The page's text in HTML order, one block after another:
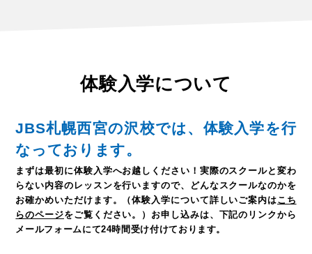
体験入学について
JBS札幌西宮の沢校では、体験入学を行
なっております。
まずは最初に体験入学へお越しください！ 実際のスクールと変わ
らない内容のレッスンを行いますので、どんなスクールなのかを
お確かめいただけます。
（体験入学について詳しいご案内はこち
らのページをご覧ください。） お申し込みは、下記のリンクから
メールフォームにて24時間受け付けております。